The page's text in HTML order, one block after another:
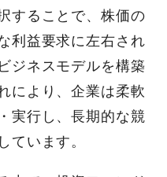
することで、株価の
利益要求に左右され
ジネスモデルを構築
により、企業は柔軟
実行し、長期的な競
ています。